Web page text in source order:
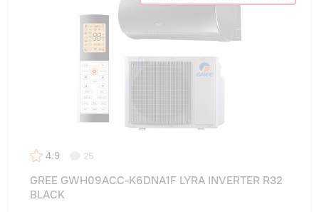
4.9 25
GREE GWH09ACC-K6DNA1F LYRA INVERTER R32
BLACK